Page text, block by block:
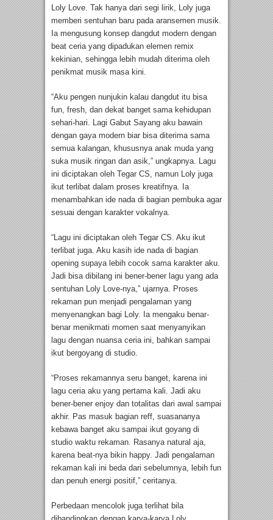
Loly Love. Tak hanya dari segi lirik, Loly juga
memberi sentuhan baru pada aransemen musik.
Ia mengusung konsep dangdut modern dengan
beat ceria yang dipadukan elemen remix
kekinian, sehingga lebih mudah diterima oleh
penikmat musik masa kini.
“Aku pengen nunjukin kalau dangdut itu bisa
fun, fresh, dan dekat banget sama kehidupan
sehari-hari. Lagi Gabut Sayang aku bawain
dengan gaya modern biar bisa diterima sama
semua kalangan, khususnya anak muda yang
suka musik ringan dan asik,” ungkapnya. Lagu
ini diciptakan oleh Tegar CS, namun Loly juga
ikut terlibat dalam proses kreatifnya. Ia
menambahkan ide nada di bagian pembuka agar
sesuai dengan karakter vokalnya.
“Lagu ini diciptakan oleh Tegar CS. Aku ikut
terlibat juga. Aku kasih ide nada di bagian
opening supaya lebih cocok sama karakter aku.
Jadi bisa dibilang ini bener-bener lagu yang ada
sentuhan Loly Love-nya,” ujarnya. Proses
rekaman pun menjadi pengalaman yang
menyenangkan bagi Loly. Ia mengaku benar-
benar menikmati momen saat menyanyikan
lagu dengan nuansa ceria ini, bahkan sampai
ikut bergoyang di studio.
“Proses rekamannya seru banget, karena ini
lagu ceria aku yang pertama kali. Jadi aku
bener-bener enjoy dan totalitas dari awal sampai
akhir. Pas masuk bagian reff, suasananya
kebawa banget aku sampai ikut goyang di
studio waktu rekaman. Rasanya natural aja,
karena beat-nya bikin happy. Jadi pengalaman
rekaman kali ini beda dari sebelumnya, lebih fun
dan penuh energi positif,” ceritanya.
Perbedaan mencolok juga terlihat bila